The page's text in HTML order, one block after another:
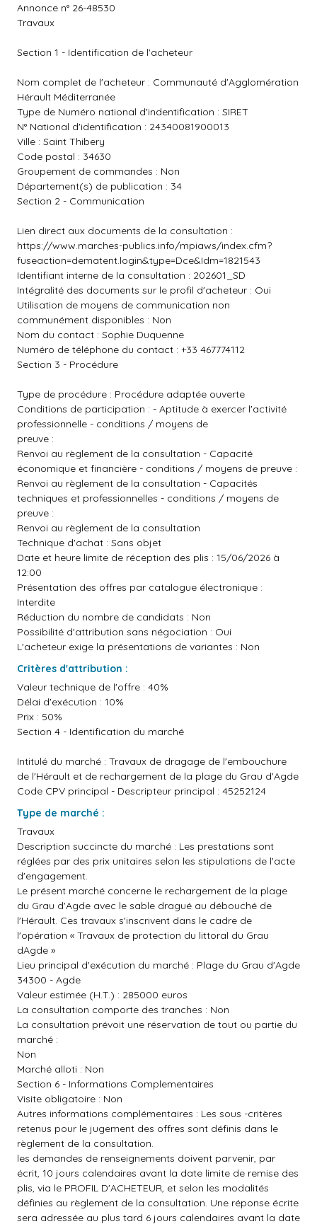
Annonce n° 26-48530
Travaux
Section 1 - Identification de l'acheteur
Nom complet de l'acheteur : Communauté d'Agglomération
Hérault Méditerranée
Type de Numéro national d'indentification : SIRET
N° National d'identification : 24340081900013
Ville : Saint Thibery
Code postal : 34630
Groupement de commandes : Non
Département(s) de publication : 34
Section 2 - Communication
Lien direct aux documents de la consultation :
https://www.marches-publics.info/mpiaws/index.cfm?
fuseaction=dematent.login&type=Dce&Idm=1821543
Identifiant interne de la consultation : 202601_SD
Intégralité des documents sur le profil d'acheteur : Oui
Utilisation de moyens de communication non
communément disponibles : Non
Nom du contact : Sophie Duquenne
Numéro de téléphone du contact : +33 467774112
Section 3 - Procédure
Type de procédure : Procédure adaptée ouverte
Conditions de participation : - Aptitude à exercer l'activité
professionnelle - conditions / moyens de
preuve :
Renvoi au règlement de la consultation - Capacité
économique et financière - conditions / moyens de preuve :
Renvoi au règlement de la consultation - Capacités
techniques et professionnelles - conditions / moyens de
preuve :
Renvoi au règlement de la consultation
Technique d'achat : Sans objet
Date et heure limite de réception des plis : 15/06/2026 à
12:00
Présentation des offres par catalogue électronique :
Interdite
Réduction du nombre de candidats : Non
Possibilité d'attribution sans négociation : Oui
L'acheteur exige la présentations de variantes : Non
Critères d'attribution :
Valeur technique de l'offre : 40%
Délai d'exécution : 10%
Prix : 50%
Section 4 - Identification du marché
Intitulé du marché : Travaux de dragage de l'embouchure
de l'Hérault et de rechargement de la plage du Grau d'Agde
Code CPV principal - Descripteur principal : 45252124
Type de marché :
Travaux
Description succincte du marché : Les prestations sont
réglées par des prix unitaires selon les stipulations de l'acte
d'engagement.
Le présent marché concerne le rechargement de la plage
du Grau d'Agde avec le sable dragué au débouché de
l'Hérault. Ces travaux s'inscrivent dans le cadre de
l'opération « Travaux de protection du littoral du Grau
dAgde »
Lieu principal d'exécution du marché : Plage du Grau d'Agde
34300 - Agde
Valeur estimée (H.T.) : 285000 euros
La consultation comporte des tranches : Non
La consultation prévoit une réservation de tout ou partie du
marché :
Non
Marché alloti : Non
Section 6 - Informations Complementaires
Visite obligatoire : Non
Autres informations complémentaires : Les sous -critères
retenus pour le jugement des offres sont définis dans le
règlement de la consultation.
les demandes de renseignements doivent parvenir, par
écrit, 10 jours calendaires avant la date limite de remise des
plis, via le PROFIL D'ACHETEUR, et selon les modalités
définies au règlement de la consultation. Une réponse écrite
sera adressée au plus tard 6 jours calendaires avant la date